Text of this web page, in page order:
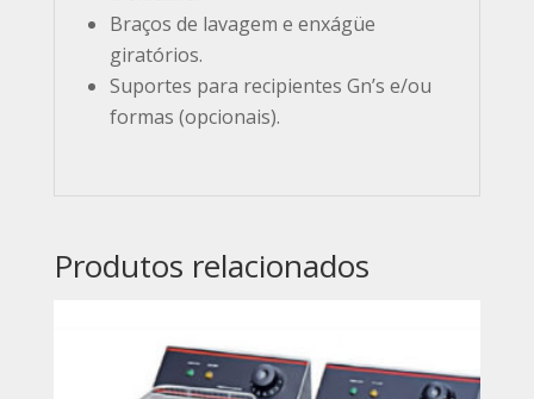
Braços de lavagem e enxágüe
giratórios.
Suportes para recipientes Gn’s e/ou
formas (opcionais).
Produtos relacionados